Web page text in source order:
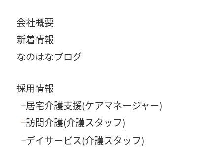
会社概要
新着情報
なのはなブログ
採用情報
居宅介護支援(ケアマネージャー)
訪問介護(介護スタッフ)
デイサービス(介護スタッフ)